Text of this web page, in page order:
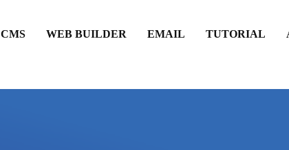
CMS WEB BUILDER EMAIL TUTORIAL